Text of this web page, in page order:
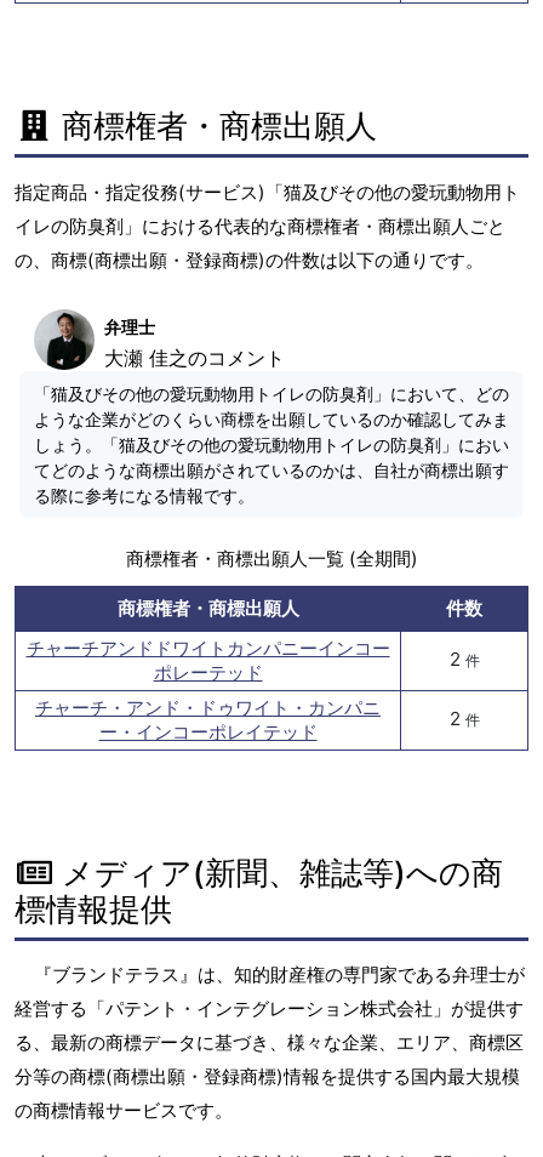
商標権者・商標出願人
指定商品・指定役務(サービス)「猫及びその他の愛玩動物用ト
イレの防臭剤」における代表的な商標権者・商標出願人ごと
の、商標(商標出願・登録商標)の件数は以下の通りです。
弁理士
大瀬 佳之のコメント
「猫及びその他の愛玩動物用トイレの防臭剤」において、どの
ような企業がどのくらい商標を出願しているのか確認してみま
しょう。「猫及びその他の愛玩動物用トイレの防臭剤」におい
てどのような商標出願がされているのかは、自社が商標出願す
る際に参考になる情報です。
商標権者・商標出願人一覧 (全期間)
商標権者・商標出願人
件数
チャーチアンドドワイトカンパニーインコー
ポレーテッド
2 件
チャーチ・アンド・ドゥワイト・カンパニ
ー・インコーポレイテッド
2 件
メディア(新聞、雑誌等)への商
標情報提供
『ブランドテラス』は、知的財産権の専門家である弁理士が
経営する「パテント・インテグレーション株式会社」が提供す
る、最新の商標データに基づき、様々な企業、エリア、商標区
分等の商標(商標出願・登録商標)情報を提供する国内最大規模
の商標情報サービスです。